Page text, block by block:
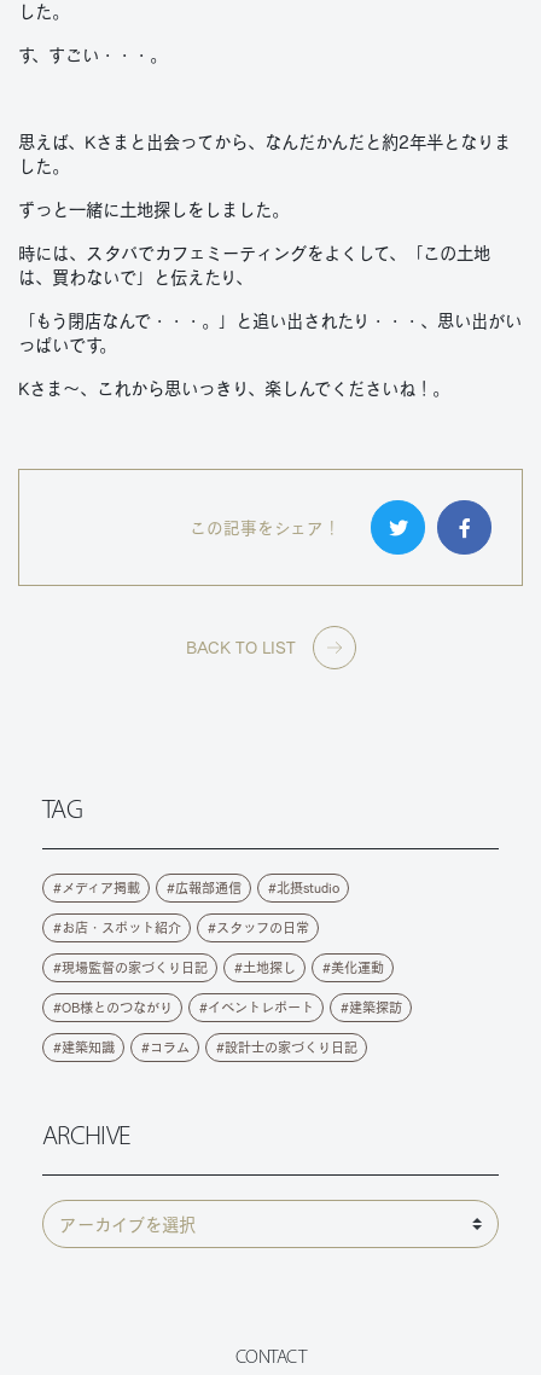
した。
す、すごい・・・。
思えば、Kさまと出会ってから、なんだかんだと約2年半となりま
した。
ずっと一緒に土地探しをしました。
時には、スタバでカフェミーティングをよくして、「この土地
は、買わないで」と伝えたり、
「もう閉店なんで・・・。」と追い出されたり・・・、思い出がい
っぱいです。
Kさま～、これから思いっきり、楽しんでくださいね！。
この記事をシェア！
BACK TO LIST
TAG
メディア掲載 広報部通信 北摂studio
お店・スポット紹介 スタッフの日常
現場監督の家づくり日記 土地探し 美化運動
OB様とのつながり イベントレポート 建築探訪
建築知識 コラム 設計士の家づくり日記
ARCHIVE
CONTACT